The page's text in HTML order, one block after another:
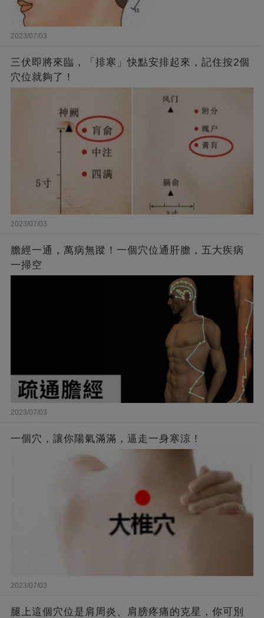
2023/07/03
三伏即將來臨，「排寒」快點安排起來，記住按2個
穴位就夠了！
2023/07/03
膽經一通，萬病無蹤！一個穴位通肝膽，五大疾病
一掃空
2023/07/03
一個穴，讓你陽氣滿滿，逼走一身寒涼！
2023/07/03
腿上這個穴位是肩周炎、肩膀疼痛的克星，你可別